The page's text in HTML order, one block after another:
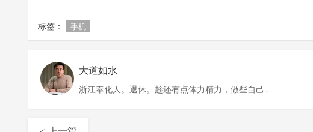
标签： 手机
大道如水
浙江奉化人。退休。趁还有点体力精力，做些自己喜